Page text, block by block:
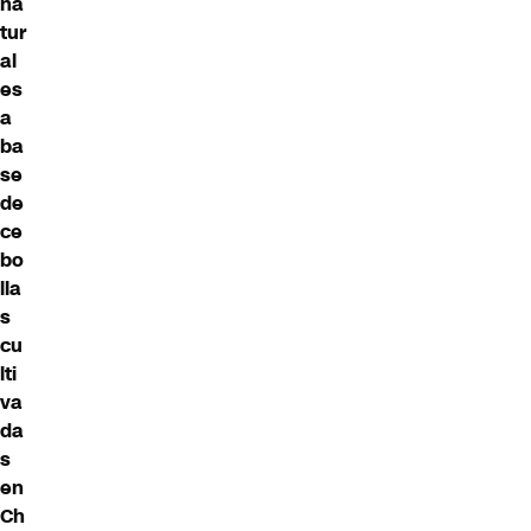
tur
al
es
a
ba
se
de
ce
bo
lla
s
cu
lti
va
da
s
en
Ch